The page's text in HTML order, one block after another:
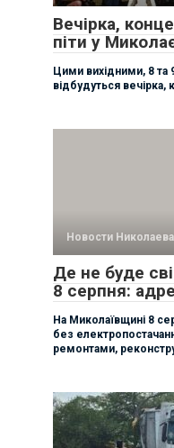
Вечірка,
піти у
Цими вихідними, 8 та
відбудуться вечірка,
Новости Николаева
Де не буде
8 серпня:
На Миколаївщині 8
без
ремонтами,